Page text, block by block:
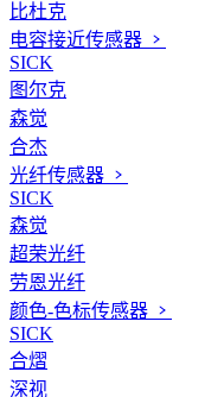
比杜克
电容接近传感器
SICK
图尔克
森觉
合杰
光纤传感器
SICK
森觉
超荣光纤
劳恩光纤
颜色-色标传感器
SICK
合熠
深视